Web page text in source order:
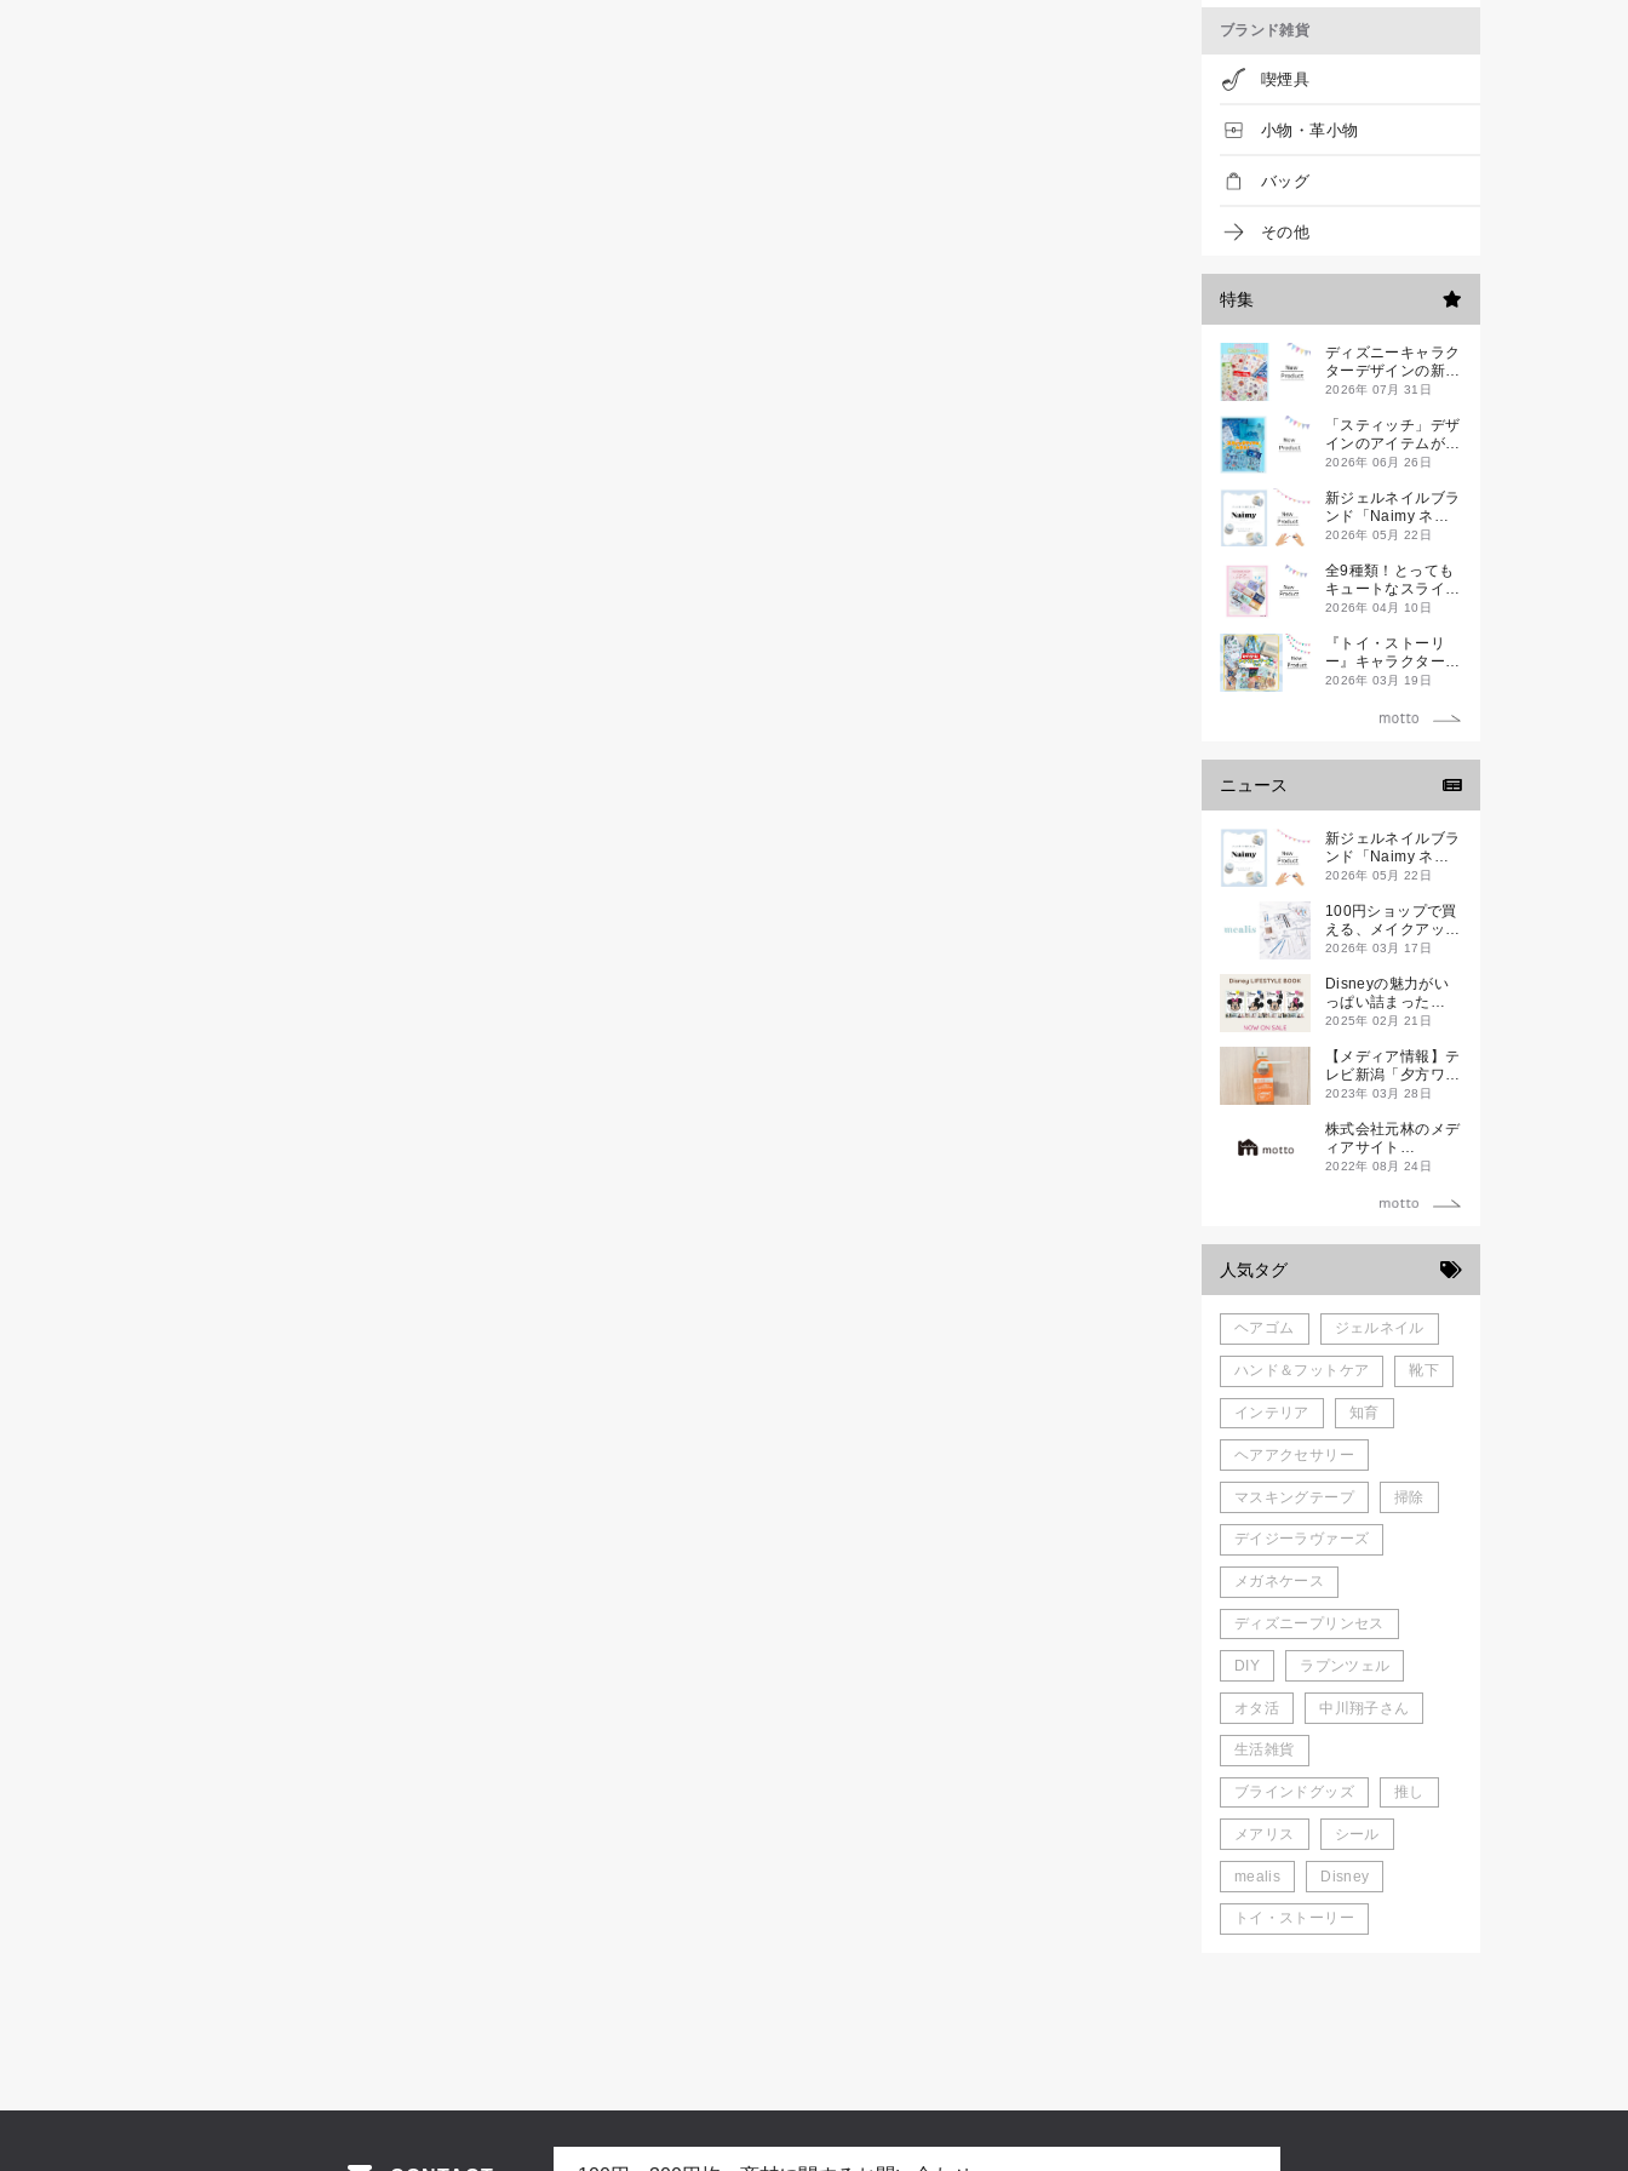
ブランド雑貨
喫煙具
小物・革小物
バッグ
その他
特集
ディズニーキャラク
ターデザインの新作
シールが一挙発売
2026年 07月 31日
「スティッチ」デザ
インのアイテムが新
登場です
2026年 06月 26日
新ジェルネイルブラ
ンド「Naimy ネイ
ミィ」が誕生します
2026年 05月 22日
全9種類！とっても
キュートなスライダ
ーケースが新登場し
2026年 04月 10日
『トイ・ストーリ
ー』キャラクターデ
ザインのランチ＆文
2026年 03月 19日
ニュース
新ジェルネイルブラ
ンド「Naimy ネイ
ミィ」が誕生します
2026年 05月 22日
100円ショップで買
える、メイクアップ
ブランド
ス）」誕生。
2026年 03月 17日
Disneyの魅力がい
っぱい詰まった
『Disney
』が2月21日(金)に
新発売！
2025年 02月 21日
【メディア情報】テ
レビ新潟「夕方ワイ
ド新潟一番」
2023年 03月 28日
株式会社元林のメデ
ィアサイト
「motto」がローン
2022年 08月 24日
人気タグ
ヘアゴム ジェルネイル
ハンド＆フットケア 靴下
インテリア 知育
ヘアアクセサリー
マスキングテープ 掃除
デイジーラヴァーズ
メガネケース
ディズニープリンセス
DIY ラプンツェル
オタ活 中川翔子さん
生活雑貨
ブラインドグッズ 推し
メアリス シール
mealis Disney
トイ・ストーリー